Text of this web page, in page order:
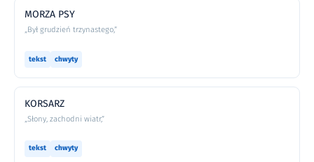
MORZA PSY
„Był grudzień trzynastego,”
tekst chwyty
KORSARZ
„Słony, zachodni wiatr,”
tekst chwyty